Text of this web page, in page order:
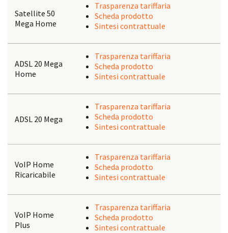
Satellite 50
Mega Home
Trasparenza tariffaria
Scheda prodotto
Sintesi contrattuale
ADSL 20 Mega
Home
Trasparenza tariffaria
Scheda prodotto
Sintesi contrattuale
ADSL 20 Mega
Trasparenza tariffaria
Scheda prodotto
Sintesi contrattuale
VoIP Home
Ricaricabile
Trasparenza tariffaria
Scheda prodotto
Sintesi contrattuale
VoIP Home
Plus
Trasparenza tariffaria
Scheda prodotto
Sintesi contrattuale